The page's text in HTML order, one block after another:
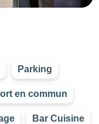
Parking
en commun
Bar Cuisine